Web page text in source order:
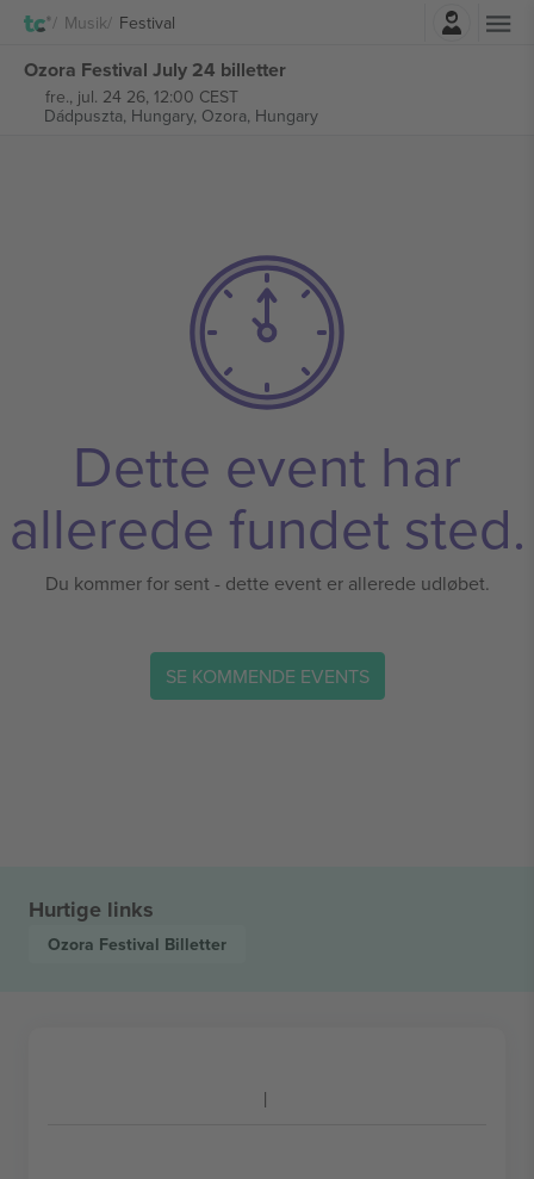
Musik Festival
Ozora Festival July 24 billetter
fre., jul. 24 26, 12:00 CEST
Dádpuszta, Hungary, Ozora, Hungary
Dette event har
allerede fundet sted.
Du kommer for sent - dette event er allerede udløbet.
SE KOMMENDE EVENTS
Hurtige links
Ozora Festival Billetter